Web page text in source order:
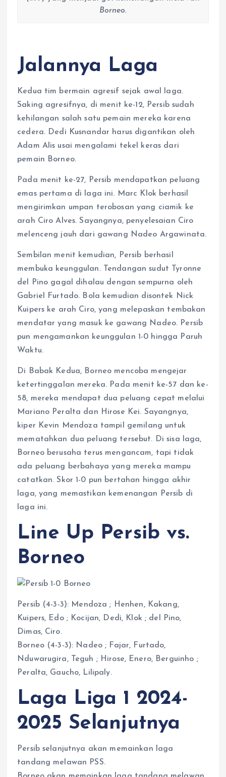
Borneo.
Jalannya Laga
Kedua tim bermain agresif sejak awal laga.
Saking agresifnya, di menit ke-12, Persib sudah
kehilangan salah satu pemain mereka karena
cedera. Dedi Kusnandar harus digantikan oleh
Adam Alis usai mengalami tekel keras dari
pemain Borneo.
Pada menit ke-27, Persib mendapatkan peluang
emas pertama di laga ini. Marc Klok berhasil
mengirimkan umpan terobosan yang ciamik ke
arah Ciro Alves. Sayangnya, penyelesaian Ciro
melenceng jauh dari gawang Nadeo Argawinata.
Sembilan menit kemudian, Persib berhasil
membuka keunggulan. Tendangan sudut Tyronne
del Pino gagal dihalau dengan sempurna oleh
Gabriel Furtado. Bola kemudian disontek Nick
Kuipers ke arah Ciro, yang melepaskan tembakan
mendatar yang masuk ke gawang Nadeo. Persib
pun mengamankan keunggulan 1-0 hingga Paruh
Waktu.
Di Babak Kedua, Borneo mencoba mengejar
ketertinggalan mereka. Pada menit ke-57 dan ke-
58, mereka mendapat dua peluang cepat melalui
Mariano Peralta dan Hirose Kei. Sayangnya,
kiper Kevin Mendoza tampil gemilang untuk
mematahkan dua peluang tersebut. Di sisa laga,
Borneo berusaha terus mengancam, tapi tidak
ada peluang berbahaya yang mereka mampu
catatkan. Skor 1-0 pun bertahan hingga akhir
laga, yang memastikan kemenangan Persib di
laga ini.
Line Up Persib vs.
Borneo
Persib (4-3-3): Mendoza ; Henhen, Kakang,
Kuipers, Edo ; Kocijan, Dedi, Klok ; del Pino,
Dimas, Ciro.
Borneo (4-3-3): Nadeo ; Fajar, Furtado,
Nduwarugira, Teguh ; Hirose, Enero, Berguinho ;
Peralta, Gaucho, Lilipaly.
Laga Liga 1 2024-
2025 Selanjutnya
Persib selanjutnya akan memainkan laga
tandang melawan PSS.